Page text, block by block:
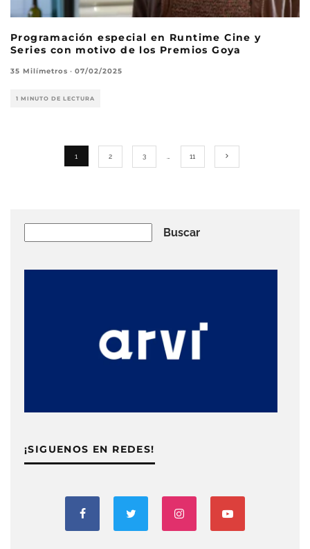
Programación especial en Runtime Cine y
Series con motivo de los Premios Goya
35 Milímetros · 07/02/2025
1 MINUTO DE LECTURA
1 2 3 11
Buscar
¡SIGUENOS EN REDES!